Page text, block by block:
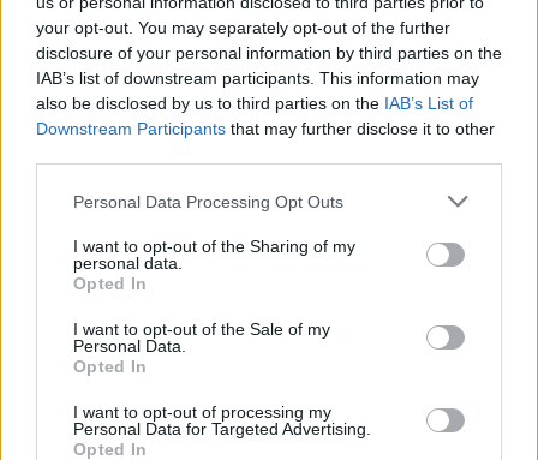
your opt-out. You may separately opt-out of the further
disclosure of your personal information by third parties on the
IAB’s list of downstream participants. This information may
also be disclosed by us to third parties on the IAB’s List of
Downstream Participants that may further disclose it to other
Personal Data Processing Opt Outs
I want to opt-out of the Sharing of my
personal data.
Opted In
I want to opt-out of the Sale of my
Personal Data.
Opted In
I want to opt-out of processing my
Personal Data for Targeted Advertising.
Opted In